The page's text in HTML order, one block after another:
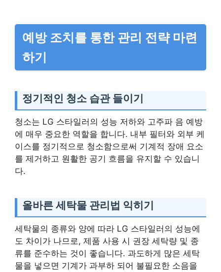
예방 조치를 통한 관리 전략 마련
하기
정기적인 청소 습관 들이기
청소는 LG 스타일러의 성능 저하와 고주파 음 예방
에 매우 중요한 역할을 합니다. 내부 필터와 외부 케
이스를 정기적으로 청소함으로써 기계적 장애 요소
를 제거하고 원활한 공기 흐름을 유지할 수 있습니
다.
올바른 세탁물 관리법 익히기
세탁물의 종류와 양에 따라 LG 스타일러의 성능에
도 차이가 나므로, 제품 사용 시 권장 세탁량 및 종
류를 준수하는 것이 좋습니다. 과도하게 많은 세탁
물을 넣으면 기계가 과부하 되어 불필요한 소음을